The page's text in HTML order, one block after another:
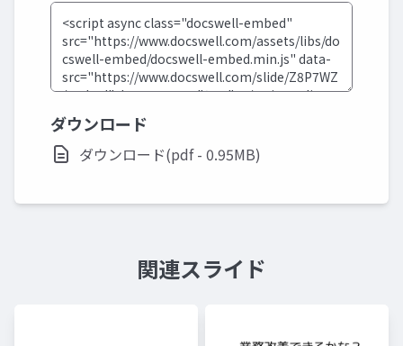
ダウンロード
ダウンロード(pdf - 0.95MB)
関連スライド